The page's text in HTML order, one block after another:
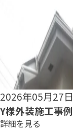
2026年05月25日
S様外装施工事例
詳細を見る